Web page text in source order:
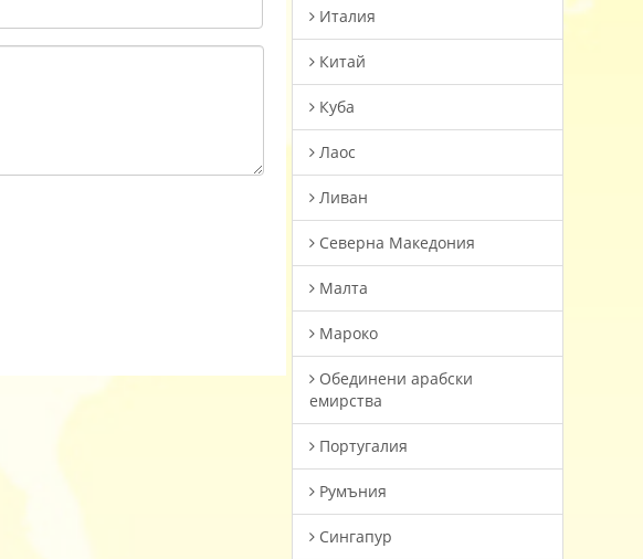
Италия
Китай
Куба
Лаос
Ливан
Северна Македония
Малта
Мароко
Oбединени арабски
емирства
Португалия
Румъния
Сингапур